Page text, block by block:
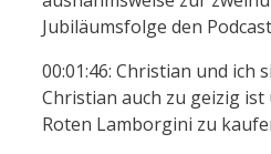
Jubiläumsfolge den
00:01:46: Christian und ich
Christian auch zu geizig ist
Roten Lamborgini zu